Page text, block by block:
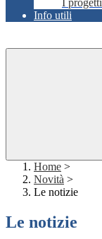
I
Info utili
Home >
Novità >
Le notizie
Le notizie